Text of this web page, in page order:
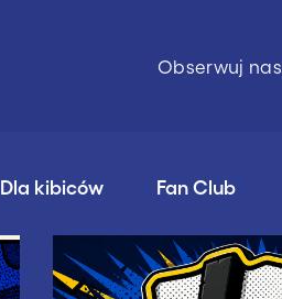
Obserwuj nas
Dla kibiców Fan Club